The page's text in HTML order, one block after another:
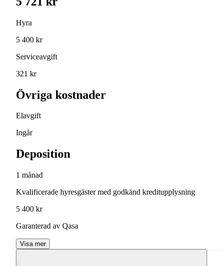
Hyra
5 400 kr
Serviceavgift
321 kr
Övriga kostnader
Elavgift
Ingår
Deposition
1 månad
Kvalificerade hyresgäster med godkänd kreditupplysning
5 400 kr
Garanterad av Qasa
Visa mer